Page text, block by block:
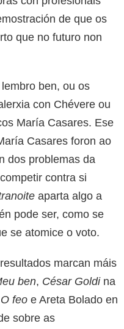
de que os
que no futuro non
ben, ou os
con Chévere ou
María Casares. Ese
Casares foron ao
dos problemas da
contra si
aparta algo a
pode ser, como se
se atomice o voto.
marcan máis
ben, César Goldina
O feo e Areta Bolado en
sobre as